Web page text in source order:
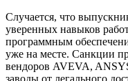
Случается, что
уверенных навыков
программным
уже на месте. Санкции
вендоров AVEVA,
заводы от легального